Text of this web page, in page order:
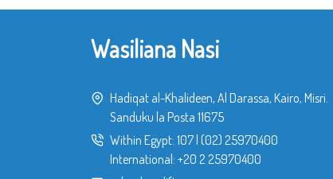
Wasiliana Nasi
Hadiqat al-Khalideen, Al Darassa, Kairo, Misri.
Sanduku la Posta 11675
Within Egypt: 107 (02) 25970400
International: +20 2 25970400